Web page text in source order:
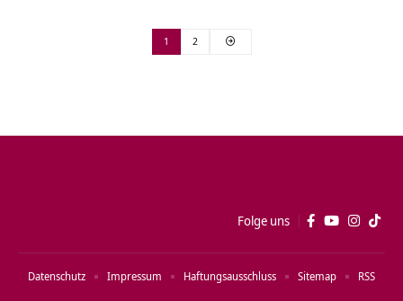
1 2
Folge uns
Datenschutz Impressum Haftungsausschluss Sitemap RSS